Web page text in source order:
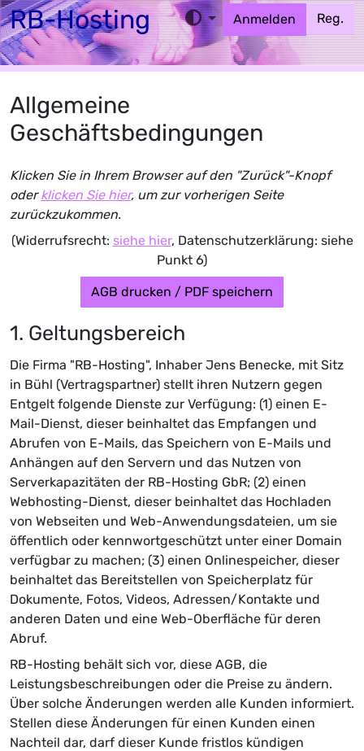
RB-Hosting Anmelden Reg.
Home Webhosting EMail MX Cloud
Allgemeine
Geschäftsbedingungen
Klicken Sie in Ihrem Browser auf den "Zurück"-Knopf
oderklicken Sie hier, um zur vorherigen Seite
zurückzukommen.
(Widerrufsrecht: siehe hier, Datenschutzerklärung: siehe
Punkt 6)
AGB drucken / PDF speichern
1. Geltungsbereich
Die Firma "RB-Hosting", Inhaber Jens Benecke, mit Sitz
in Bühl (Vertragspartner) stellt ihren Nutzern gegen
Entgelt folgende Dienste zur Verfügung: (1) einen E-
Mail-Dienst, dieser beinhaltet das Empfangen und
Abrufen von E-Mails, das Speichern von E-Mails und
Anhängen auf den Servern und das Nutzen von
Serverkapazitäten der RB-Hosting GbR; (2) einen
Webhosting-Dienst, dieser beinhaltet das Hochladen
von Webseiten und Web-Anwendungsdateien, um sie
öffentlich oder kennwortgeschützt unter einer Domain
verfügbar zu machen; (3) einen Onlinespeicher, dieser
beinhaltet das Bereitstellen von Speicherplatz für
Dokumente, Fotos, Videos, Adressen/Kontakte und
anderen Daten und eine Web-Oberfläche für deren
Abruf.
RB-Hosting behält sich vor, diese AGB, die
Leistungsbeschreibungen oder die Preise zu ändern.
Über solche Änderungen werden alle Kunden informiert.
Stellen diese Änderungen für einen Kunden einen
Nachteil dar, darf dieser Kunde fristlos kündigen